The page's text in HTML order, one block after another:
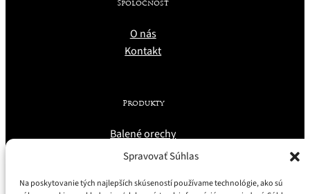
Spravovať Súhlas
Na poskytovanie tých najlepších skúseností používame technológie, ako sú
Spoločnosť
O nás
Kontakt
Produkty
Balené orechy
Orechové nátierky